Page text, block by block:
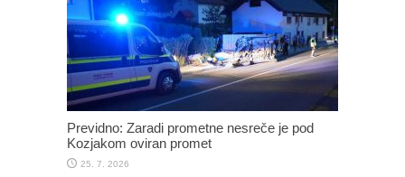
Previdno: Zaradi prometne nesreče je pod
Kozjakom oviran promet
25. 7. 2026